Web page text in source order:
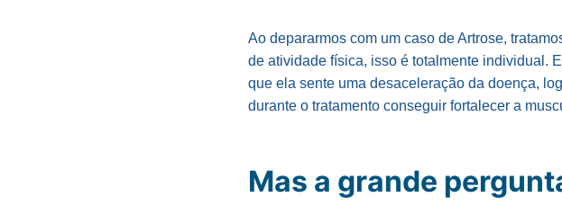
Ao depararmos com um caso de Artrose,
de atividade física, isso é totalmente individual.
que ela sente uma desaceleração da doença,
durante o tratamento conseguir fortalecer a
Mas a grande